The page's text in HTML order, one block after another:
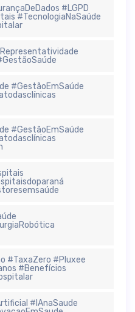
#LGPD
#TecnologiaNaSaúde
#GestãoEmSaúde
#GestãoEmSaúde
#TaxaZero #Pluxee
#Benefícios
#IAnaSaude